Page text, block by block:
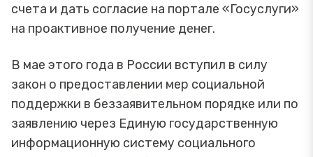
счета и дать согласие на портале «Госуслуги»
на проактивное получение денег.
В мае этого года в России вступил в силу
закон о предоставлении мер социальной
поддержки в беззаявительном порядке или по
заявлению через Единую государственную
информационную систему социального